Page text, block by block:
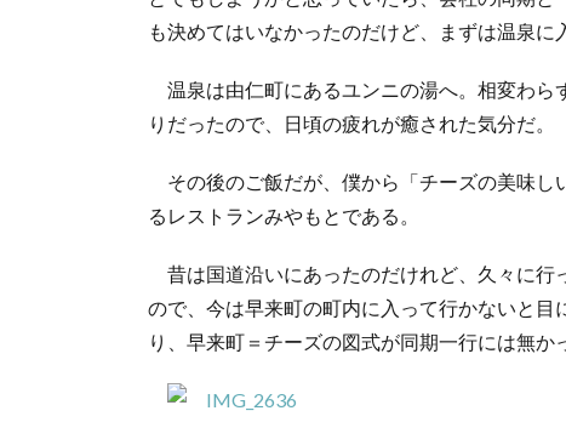
も決めてはいなかったのだけど、まずは温泉に
温泉は由仁町にあるユンニの湯へ。相変わ
りだったので、日頃の疲れが癒された気分だ。
その後のご飯だが、僕から「チーズの美味
るレストランみやもとである。
昔は国道沿いにあったのだけれど、久々に
ので、今は早来町の町内に入って行かないと
り、早来町＝チーズの図式が同期一行には無か